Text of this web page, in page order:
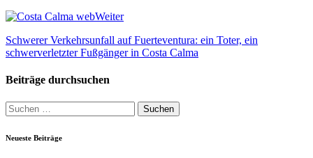
Weiter
Schwerer Verkehrsunfall auf Fuerteventura: ein Toter, ein
schwerverletzter Fußgänger in Costa Calma
Beiträge durchsuchen
Suche
nach:
Neueste Beiträge